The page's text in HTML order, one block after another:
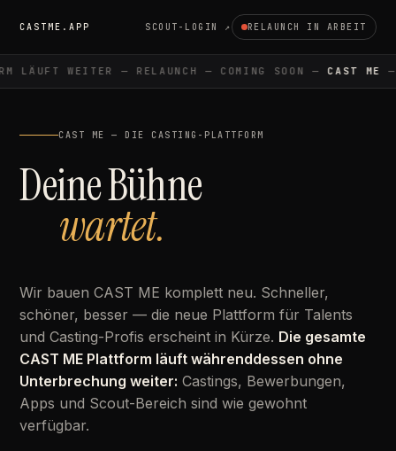
CASTME.APP SCOUT-LOGIN ↗ RELAUNCH IN ARBEIT
LÄUFT WEITER — RELAUNCH — COMING SOON — CAST ME—
CAST ME — DIE CASTING-PLATTFORM
Deine Bühne
wartet.
Wir bauen CAST ME komplett neu. Schneller,
schöner, besser — die neue Plattform für Talents
und Casting-Profis erscheint in Kürze. Die gesamte
CAST ME Plattform läuft währenddessen ohne
Unterbrechung weiter: Castings, Bewerbungen,
Apps und Scout-Bereich sind wie gewohnt
verfügbar.